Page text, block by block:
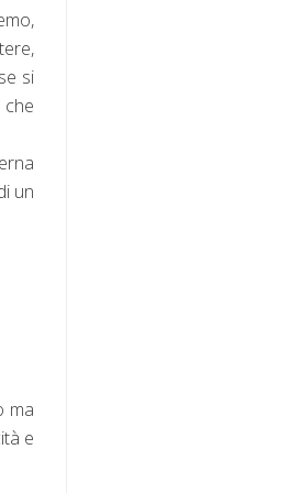
si
un
ma
e